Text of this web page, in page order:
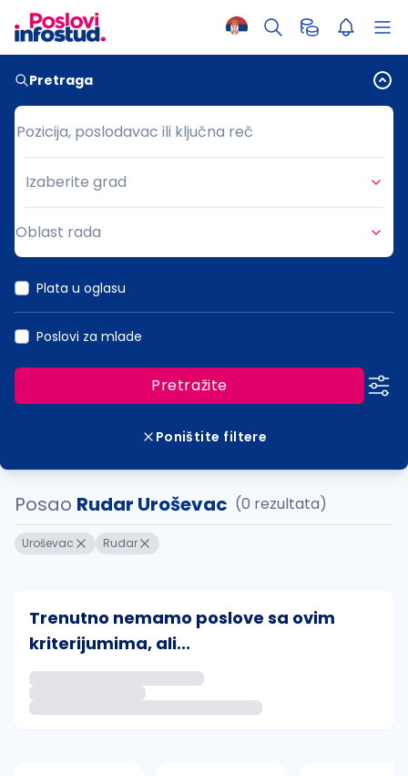
Pretraga
Pozicija, poslodavac ili ključna reč
Pozicija, poslodavac ili ključna reč
Grad
Izaberite grad
Oblast rada
Plata u oglasu
Poslovi za mlade
Pretražite
Poništite filtere
Posao Rudar Uroševac (0 rezultata)
Uroševac Rudar
Trenutno nemamo poslove sa ovim
kriterijumima, ali...